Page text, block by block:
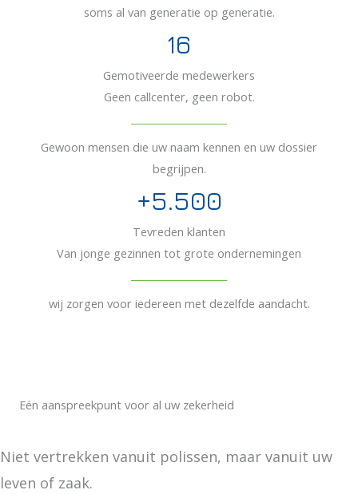
soms al van generatie op generatie.
16
Gemotiveerde medewerkers
Geen callcenter, geen robot.
Gewoon mensen die uw naam kennen en uw dossier
begrijpen.
+5.500
Tevreden klanten
Van jonge gezinnen tot grote ondernemingen
wij zorgen voor iedereen met dezelfde aandacht.
Eén aanspreekpunt voor al uw zekerheid
Niet vertrekken vanuit polissen, maar vanuit uw
leven of zaak.